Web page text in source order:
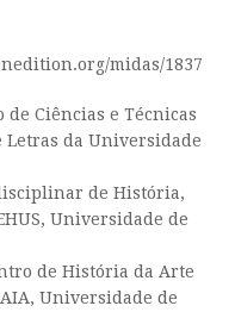
midas/1837
de Ciências e Técnicas
Letras da Universidade
de História,
Universidade de
de História da Arte
Universidade de